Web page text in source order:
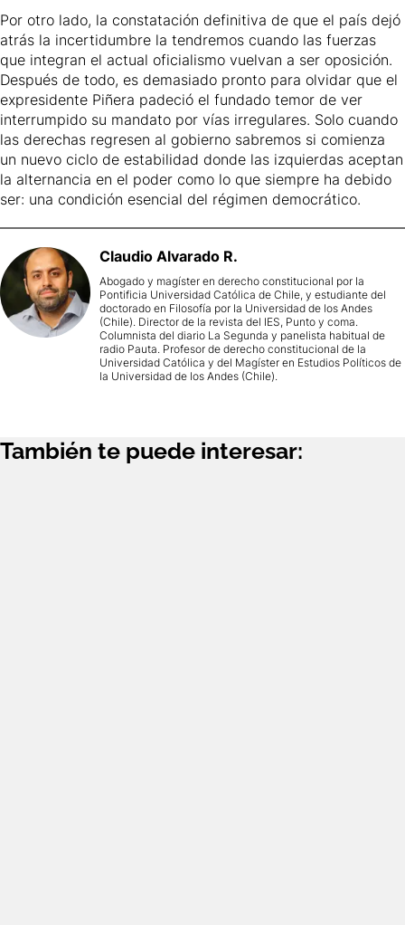
Por otro lado, la constatación definitiva de que el país dejó
atrás la incertidumbre la tendremos cuando las fuerzas
que integran el actual oficialismo vuelvan a ser oposición.
Después de todo, es demasiado pronto para olvidar que el
expresidente Piñera padeció el fundado temor de ver
interrumpido su mandato por vías irregulares. Solo cuando
las derechas regresen al gobierno sabremos si comienza
un nuevo ciclo de estabilidad donde las izquierdas aceptan
la alternancia en el poder como lo que siempre ha debido
ser: una condición esencial del régimen democrático.
Claudio Alvarado R.
Abogado y magíster en derecho constitucional por la
Pontificia Universidad Católica de Chile, y estudiante del
doctorado en Filosofía por la Universidad de los Andes
(Chile). Director de la revista del IES, Punto y coma.
Columnista del diario La Segunda y panelista habitual de
radio Pauta. Profesor de derecho constitucional de la
Universidad Católica y del Magíster en Estudios Políticos de
la Universidad de los Andes (Chile).
También te puede interesar: